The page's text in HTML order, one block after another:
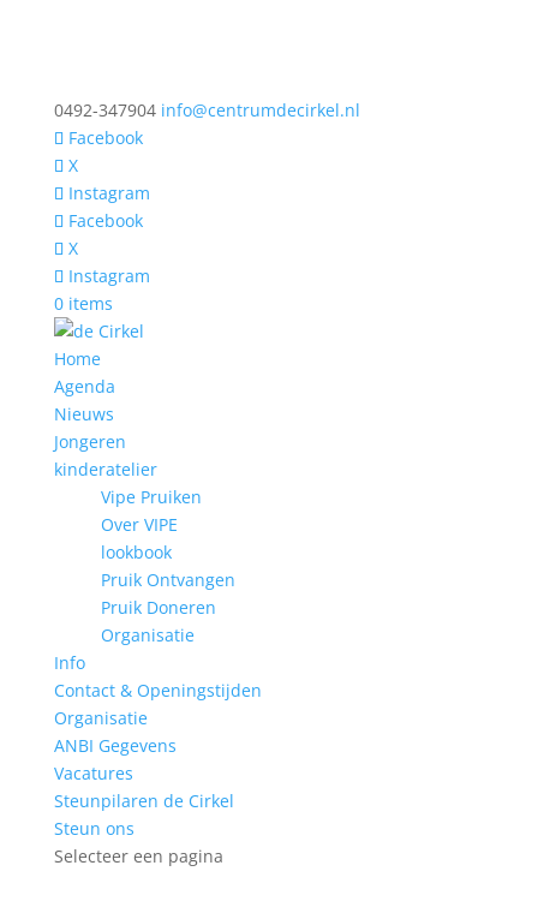
0492-347904 info@centrumdecirkel.nl
Facebook
X
Instagram
Facebook
X
Instagram
0 items
Home
Agenda
Nieuws
Jongeren
kinderatelier
Vipe Pruiken
Over VIPE
lookbook
Pruik Ontvangen
Pruik Doneren
Organisatie
Info
Contact & Openingstijden
Organisatie
ANBI Gegevens
Vacatures
Steunpilaren de Cirkel
Steun ons
Selecteer een pagina